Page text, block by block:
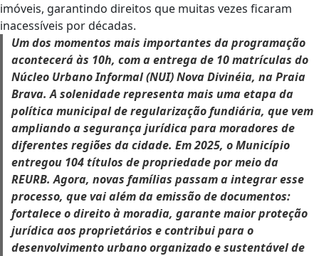
imóveis, garantindo direitos que muitas vezes ficaram
inacessíveis por décadas.
Um dos momentos mais importantes da programação
acontecerá às 10h, com a entrega de 10 matrículas do
Núcleo Urbano Informal (NUI) Nova Divinéia, na Praia
Brava. A solenidade representa mais uma etapa da
política municipal de regularização fundiária, que vem
ampliando a segurança jurídica para moradores de
diferentes regiões da cidade. Em 2025, o Município
entregou 104 títulos de propriedade por meio da
REURB. Agora, novas famílias passam a integrar esse
processo, que vai além da emissão de documentos:
fortalece o direito à moradia, garante maior proteção
jurídica aos proprietários e contribui para o
desenvolvimento urbano organizado e sustentável de